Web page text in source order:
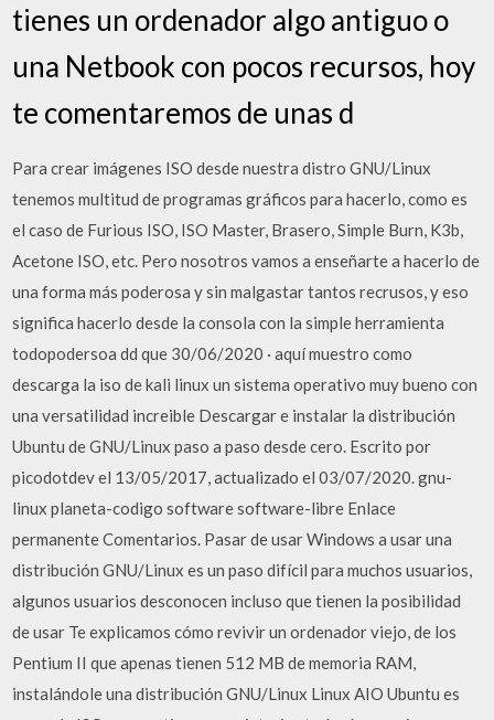
tienes un ordenador algo antiguo o
una Netbook con pocos recursos, hoy
te comentaremos de unas d
Para crear imágenes ISO desde nuestra distro GNU/Linux
tenemos multitud de programas gráficos para hacerlo, como es
el caso de Furious ISO, ISO Master, Brasero, Simple Burn, K3b,
Acetone ISO, etc. Pero nosotros vamos a enseñarte a hacerlo de
una forma más poderosa y sin malgastar tantos recrusos, y eso
significa hacerlo desde la consola con la simple herramienta
todopodersoa dd que 30/06/2020 · aquí muestro como
descarga la iso de kali linux un sistema operativo muy bueno con
una versatilidad increible Descargar e instalar la distribución
Ubuntu de GNU/Linux paso a paso desde cero. Escrito por
picodotdev el 13/05/2017, actualizado el 03/07/2020. gnu-
linux planeta-codigo software software-libre Enlace
permanente Comentarios. Pasar de usar Windows a usar una
distribución GNU/Linux es un paso difícil para muchos usuarios,
algunos usuarios desconocen incluso que tienen la posibilidad
de usar Te explicamos cómo revivir un ordenador viejo, de los
Pentium II que apenas tienen 512 MB de memoria RAM,
instalándole una distribución GNU/Linux Linux AIO Ubuntu es